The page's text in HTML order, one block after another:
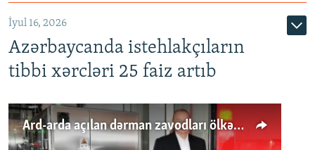
İyul 16, 2026
Azərbaycanda istehlakçıların
tibbi xərcləri 25 faiz artıb
Ard-arda açılan dərman zavodları ölkənin tələbatını ödəyirmi?